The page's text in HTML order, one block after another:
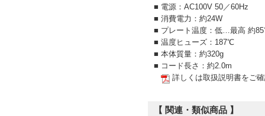
■ 電源：AC100V 50／60Hz
■ 消費電力：約24W
■ プレート温度：低…最高 約
■ 温度ヒューズ：187℃
■ 本体質量：約320g
■ コード長さ：約2.0m
詳しくは取扱説明書をご
【 関連・類似商品 】